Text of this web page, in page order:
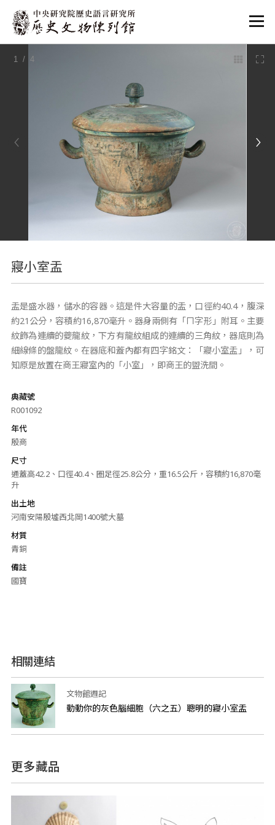
:::
1 / 4
寢小室盂
盂是盛水器，儲水的容器。這是件大容量的盂，口徑約40.4，腹深
約21公分，容積約16,870毫升。器身兩側有「ㄇ字形」附耳。主要
紋飾為連續的夔龍紋，下方有龍紋組成的連續的三角紋，器底則為
細線條的盤龍紋。在器底和蓋內都有四字銘文：「寢小室盂」，可
知原是放置在商王寢室內的「小室」，即商王的盥洗間。
典藏號
R001092
年代
殷商
尺寸
通蓋高42.2、口徑40.4、圈足徑25.8公分，重16.5公斤，容積約16,870毫
升
出土地
河南安陽殷墟西北岡1400號大墓
材質
青銅
備註
國寶
相關連結
文物館週記
動動你的灰色腦細胞（六之五）聰明的寢小室盂
更多藏品